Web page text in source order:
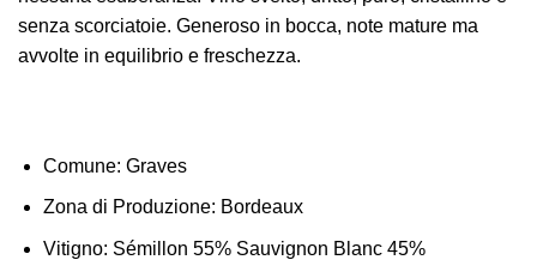
senza scorciatoie. Generoso in bocca, note mature ma
avvolte in equilibrio e freschezza.
Comune: Graves
Zona di Produzione: Bordeaux
Vitigno: Sémillon 55% Sauvignon Blanc 45%